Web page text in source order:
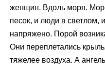
женщин. Вдоль моря.
песок, и люди в светлом,
напряжено. Порой
Они переплетались
тяжелее воздуха. А